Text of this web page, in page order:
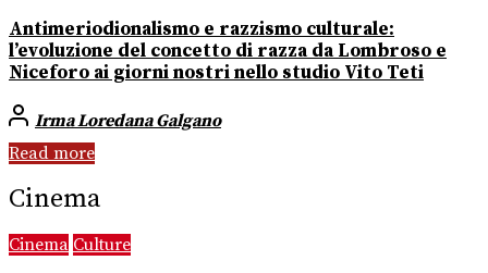
Antimeriodionalismo e razzismo culturale:
l’evoluzione del concetto di razza da Lombroso e
Niceforo ai giorni nostri nello studio Vito Teti
Irma Loredana Galgano
Read more
Cinema
Cinema Culture